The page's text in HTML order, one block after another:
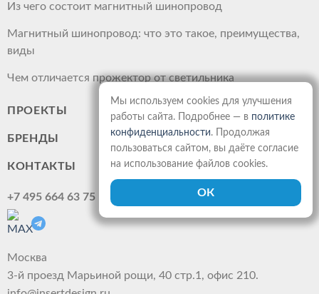
Из чего состоит магнитный шинопровод
Магнитный шинопровод: что это такое, преимущества,
виды
Чем отличается прожектор от светильника
ПРОЕКТЫ
БРЕНДЫ
КОНТАКТЫ
+7 495 664 63 75
Москва
3-й проезд Марьиной рощи, 40 стр.1, офис 210.
Мы используем cookies для улучшения
работы сайта. Подробнее — в политике
конфиденциальности. Продолжая
пользоваться сайтом, вы даёте согласие
на использование файлов cookies.